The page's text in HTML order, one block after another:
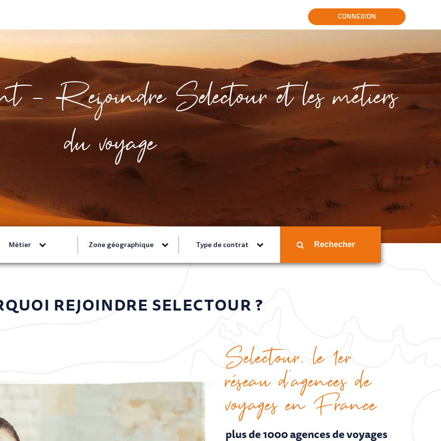
CONNEXION
- Rejoindre Selectour et les métiers
du voyage
Métier Zone géographique Type de contrat Rechecher
REJOINDRE SELECTOUR ?
Selectour, le 1er
réseau d’agences de
voyages en France
plus de 1000 agences de voyages